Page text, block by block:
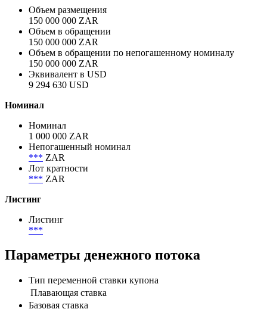
Объем размещения
150 000 000 ZAR
Объем в обращении
150 000 000 ZAR
Объем в обращении по непогашенному номиналу
150 000 000 ZAR
Эквивалент в USD
9 294 630 USD
Номинал
Номинал
1 000 000 ZAR
Непогашенный номинал
*** ZAR
Лот кратности
*** ZAR
Листинг
Листинг
***
Параметры денежного потока
Тип переменной ставки купона
Плавающая ставка
Базовая ставка